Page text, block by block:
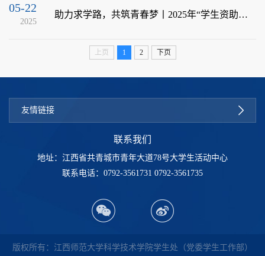
05-22
2025
助力求学路，共筑青春梦丨2025年“学生资助宣传大使”培训会圆满举办
上页 1 2 下页
友情链接
联系我们
地址：江西省共青城市青年大道78号大学生活动中心
联系电话：0792-3561731 0792-3561735
版权所有：江西师范大学科学技术学院学生处（党委学生工作部）